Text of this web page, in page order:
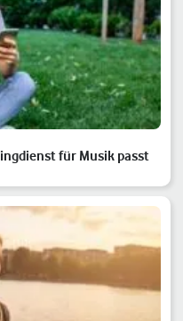
für Musik passt